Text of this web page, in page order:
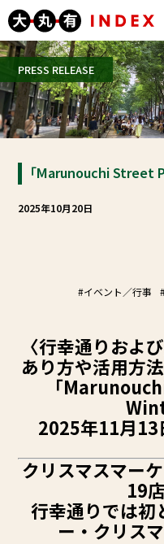
PRESS RELEASE
「Marunouchi Street
2025年10月20日
#イベント／行事
〈行幸通りおよ
あり方や活用方
「
2025年11月13
クリスマスマー
19
行幸通りでは初
ー・ クリス